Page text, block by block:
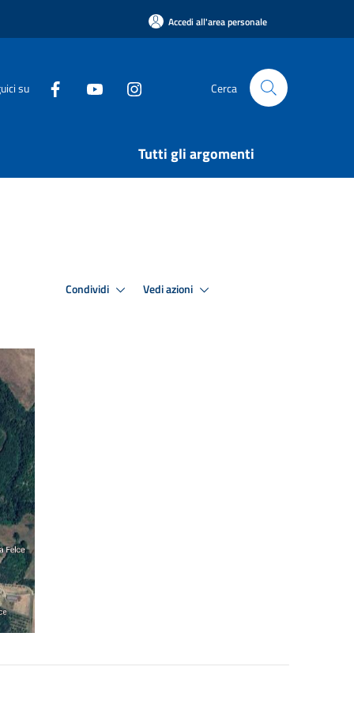
Accedi all'area personale
su Cerca
Tutti gli argomenti
Condividi Vedi azioni